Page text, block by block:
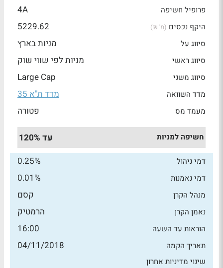
פרופיל חשיפה 4A
היקף נכסים (מ' ₪) 5229.62
סיווג על מניות בארץ
סיווג ראשי מניות לפי שווי שוק
סיווג משני Large Cap
מדד השוואה מדד ת"א 35
מעמד מס פטורה
חשיפה למניות עד 120%
דמי ניהול 0.25%
דמי נאמנות 0.01%
מנהל הקרן קסם
נאמן הקרן הרמטיק
הוראות עד השעה 16:00
תאריך הקמה 04/11/2018
שינוי מדיניות אחרון